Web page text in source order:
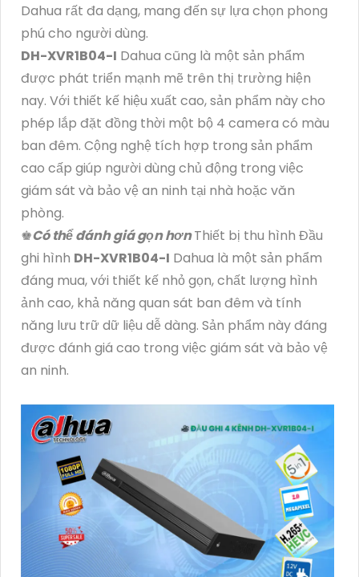
Dahua rất đa dạng, mang đến sự lựa chọn phong
phú cho người dùng.
DH-XVR1B04-I Dahua cũng là một sản phẩm
được phát triển mạnh mẽ trên thị trường hiện
nay. Với thiết kế hiệu xuất cao, sản phẩm này cho
phép lắp đặt đồng thời một bộ 4 camera có màu
ban đêm. Cộng nghệ tích hợp trong sản phẩm
cao cấp giúp người dùng chủ động trong việc
giám sát và bảo vệ an ninh tại nhà hoặc văn
phòng.
♚Có thể đánh giá gọn hơnThiết bị thu hình Đầu
ghi hình DH-XVR1B04-I Dahua là một sản phẩm
đáng mua, với thiết kế nhỏ gọn, chất lượng hình
ảnh cao, khả năng quan sát ban đêm và tính
năng lưu trữ dữ liệu dễ dàng. Sản phẩm này đáng
được đánh giá cao trong việc giám sát và bảo vệ
an ninh.